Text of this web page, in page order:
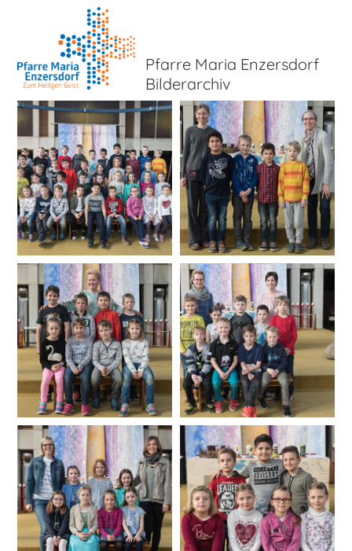
Pfarre Maria Enzersdorf
Bilderarchiv